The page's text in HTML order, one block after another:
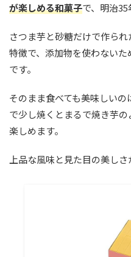
が楽しめる和菓子で、明治35
さつま芋と砂糖だけで作ら
特徴で、添加物を使わない
です。
そのまま食べても美味しい
で少し焼くとまるで焼き芋
楽しめます。
上品な風味と見た目の美し